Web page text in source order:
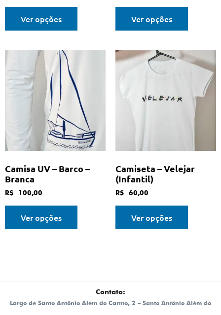
Ver opções Ver opções
Camisa UV – Barco –
Branca
R$ 100,00
Ver opções
Camiseta – Velejar
(Infantil)
R$ 60,00
Ver opções
Contato:
Largo de Santo Antônio Além do Carmo, 2 – Santo Antônio Além do